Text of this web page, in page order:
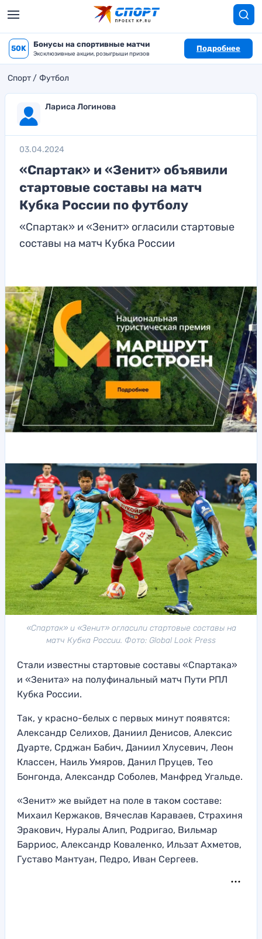
50K Бонусы на спортивные матчи
Эксклюзивные акции, розыгрыши призов
Подробнее
Спорт Футбол
Лариса Логинова
03.04.2024
«Спартак» и «Зенит» объявили
стартовые составы на матч
Кубка России по футболу
«Спартак» и «Зенит» огласили стартовые
составы на матч Кубка России
«Спартак» и «Зенит» огласили стартовые составы на
матч Кубка России. Фото: Global Look Press
Стали известны стартовые составы «Спартака»
и «Зенита» на полуфинальный матч Пути РПЛ
Кубка России.
Так, у красно-белых с первых минут появятся:
Александр Селихов, Даниил Денисов, Алексис
Дуарте, Срджан Бабич, Даниил Хлусевич, Леон
Классен, Наиль Умяров, Данил Пруцев, Тео
Бонгонда, Александр Соболев, Манфред Угальде.
«Зенит» же выйдет на поле в таком составе:
Михаил Кержаков, Вячеслав Караваев, Страхиня
Эракович, Нуралы Алип, Родригао, Вильмар
Барриос, Александр Коваленко, Ильзат Ахметов,
Густаво Мантуан, Педро, Иван Сергеев.